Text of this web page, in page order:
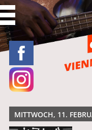
MITTWOCH, 11.